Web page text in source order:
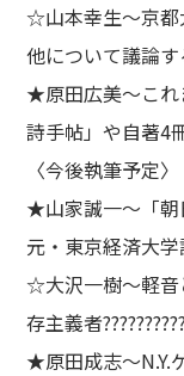
☆山本幸生～京都
他について議論す
★原田広美～これ
詩手帖」や自著4
〈今後執筆予定〉
★山家誠一～「朝
元・東京経済大学
☆大沢一樹～軽音
存主義者
★原田成志～N.Y.